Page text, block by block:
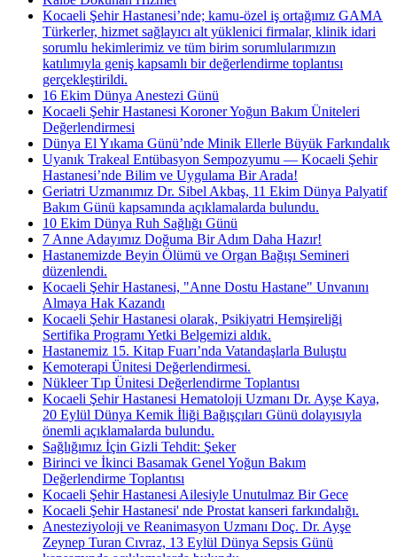
Kocaeli Şehir Hastanesi’nde; kamu-özel iş ortağımız GAMA
Türkerler, hizmet sağlayıcı alt yüklenici firmalar, klinik idari
sorumlu hekimlerimiz ve tüm birim sorumlularımızın
katılımıyla geniş kapsamlı bir değerlendirme toplantısı
gerçekleştirildi.
16 Ekim Dünya Anestezi Günü
Kocaeli Şehir Hastanesi Koroner Yoğun Bakım Üniteleri
Değerlendirmesi
Dünya El Yıkama Günü’nde Minik Ellerle Büyük Farkındalık
Uyanık Trakeal Entübasyon Sempozyumu — Kocaeli Şehir
Hastanesi’nde Bilim ve Uygulama Bir Arada!
Geriatri Uzmanımız Dr. Sibel Akbaş, 11 Ekim Dünya Palyatif
Bakım Günü kapsamında açıklamalarda bulundu.
10 Ekim Dünya Ruh Sağlığı Günü
7 Anne Adayımız Doğuma Bir Adım Daha Hazır!
Hastanemizde Beyin Ölümü ve Organ Bağışı Semineri
düzenlendi.
Kocaeli Şehir Hastanesi, "Anne Dostu Hastane" Unvanını
Almaya Hak Kazandı
Kocaeli Şehir Hastanesi olarak, Psikiyatri Hemşireliği
Sertifika Programı Yetki Belgemizi aldık.
Hastanemiz 15. Kitap Fuarı’nda Vatandaşlarla Buluştu
Kemoterapi Ünitesi Değerlendirmesi.
Nükleer Tıp Ünitesi Değerlendirme Toplantısı
Kocaeli Şehir Hastanesi Hematoloji Uzmanı Dr. Ayşe Kaya,
20 Eylül Dünya Kemik İliği Bağışçıları Günü dolayısıyla
önemli açıklamalarda bulundu.
Sağlığımız İçin Gizli Tehdit: Şeker
Birinci ve İkinci Basamak Genel Yoğun Bakım
Değerlendirme Toplantısı
Kocaeli Şehir Hastanesi Ailesiyle Unutulmaz Bir Gece
Kocaeli Şehir Hastanesi' nde Prostat kanseri farkındalığı.
Anesteziyoloji ve Reanimasyon Uzmanı Doç. Dr. Ayşe
Zeynep Turan Cıvraz, 13 Eylül Dünya Sepsis Günü